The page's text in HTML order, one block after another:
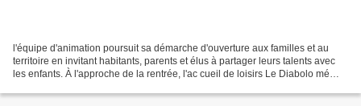
l'équipe d'animation poursuit sa démarche d'ouverture aux familles et au
territoire en invitant habitants, parents et élus à partager leurs talents avec
les enfants. À l'approche de la rentrée, l'ac cueil de loisirs Le Diabolo mé